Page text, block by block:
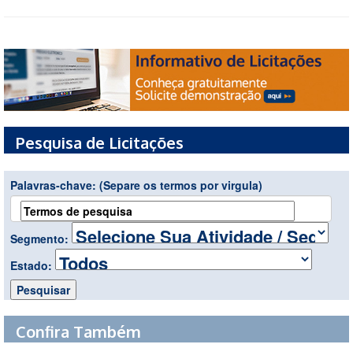
Pesquisa de Licitações
Palavras-chave: (Separe os termos por virgula)
Segmento:
Estado:
Confira Também